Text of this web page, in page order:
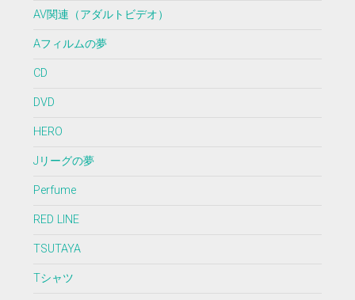
AV関連（アダルトビデオ）
Aフィルムの夢
CD
DVD
HERO
Jリーグの夢
Perfume
RED LINE
TSUTAYA
Tシャツ